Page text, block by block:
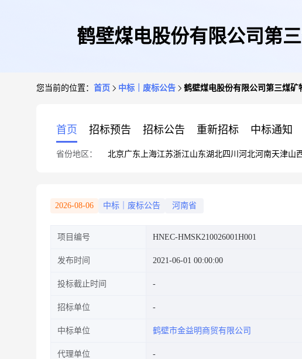
鹤壁煤电股份有限公司第
您当前的位置： 首页 中标｜废标公告 鹤壁煤电股份有限公司第三煤
首页 招标预告 招标公告 重新招标 中标通知
省份地区： 北京广东 上海江苏浙江山东湖北四川 河北河南天津山
2026-08-06 中标｜废标公告 河南省
项目编号 HNEC-HMSK210026001H001
发布时间 2021-06-01 00:00:00
投标截止时间
招标单位
中标单位 鹤壁市金益明商贸有限公司
代理单位